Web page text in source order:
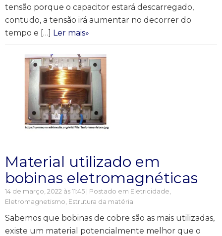
tensão porque o capacitor estará descarregado,
contudo, a tensão irá aumentar no decorrer do
tempo e […] Ler mais»
Material utilizado em
bobinas eletromagnéticas
14 de março, 2022 às 11:45 | Postado em Eletricidade,
Eletromagnetismo, Estrutura da matéria
Sabemos que bobinas de cobre são as mais utilizadas,
existe um material potencialmente melhor que o